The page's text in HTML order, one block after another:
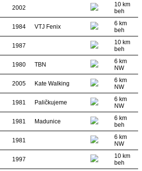
2002
10 km
beh
1984 VTJ Fenix
6 km
beh
1987
10 km
beh
1980 TBN
6 km
NW
2005 Kate Walking
6 km
NW
1981 Paličkujeme
6 km
NW
1981 Madunice
6 km
beh
1981
6 km
NW
1997
10 km
beh